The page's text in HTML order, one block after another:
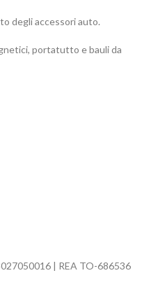
degli accessori auto.
portatutto e bauli da
| REA TO-686536